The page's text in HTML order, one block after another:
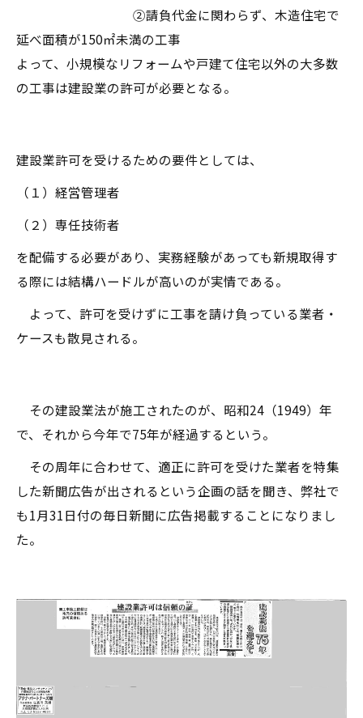
②請負代金に関わらず、木造住宅で
延べ面積が150㎡未満の工事
よって、小規模なリフォームや戸建て住宅以外の大多数
の工事は建設業の許可が必要となる。
建設業許可を受けるための要件としては、
（１）経営管理者
（２）専任技術者
を配備する必要があり、実務経験があっても新規取得す
る際には結構ハードルが高いのが実情である。
よって、許可を受けずに工事を請け負っている業者・
ケースも散見される。
その建設業法が施工されたのが、昭和24（1949）年
で、それから今年で75年が経過するという。
その周年に合わせて、適正に許可を受けた業者を特集
した新聞広告が出されるという企画の話を聞き、弊社で
も1月31日付の毎日新聞に広告掲載することになりまし
た。